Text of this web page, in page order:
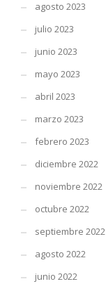
agosto 2023
julio 2023
junio 2023
mayo 2023
abril 2023
marzo 2023
febrero 2023
diciembre 2022
noviembre 2022
octubre 2022
septiembre 2022
agosto 2022
junio 2022